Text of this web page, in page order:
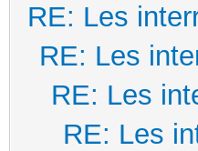
RE: Les
RE: Les
RE: Les
RE: Les